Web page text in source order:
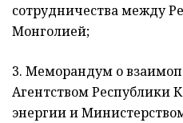
сотрудничества между
Монголией;
3. Меморандум о
Агентством Республики
энергии и